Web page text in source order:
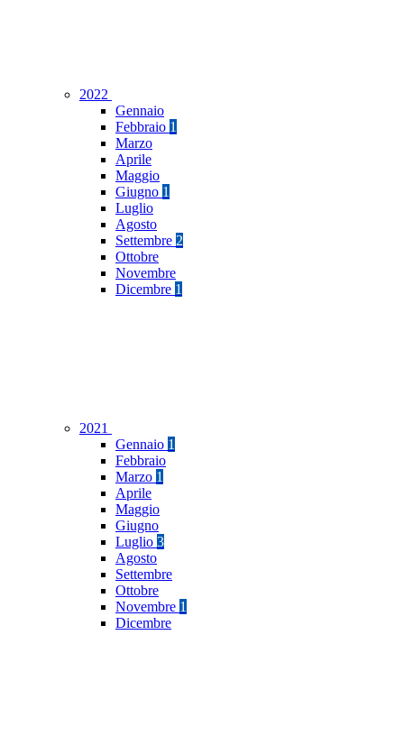
2022
Gennaio
Febbraio 1
Marzo
Aprile
Maggio
Giugno 1
Luglio
Agosto
Settembre 2
Ottobre
Novembre
Dicembre 1
2021
Gennaio 1
Febbraio
Marzo 1
Aprile
Maggio
Giugno
Luglio 3
Agosto
Settembre
Ottobre
Novembre 1
Dicembre